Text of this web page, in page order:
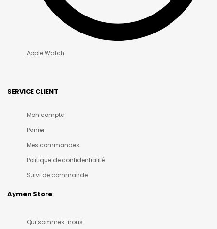
Apple Watch
SERVICE CLIENT
Mon compte
Panier
Mes commandes
Politique de confidentialité
Suivi de commande
Aymen Store
Qui sommes-nous